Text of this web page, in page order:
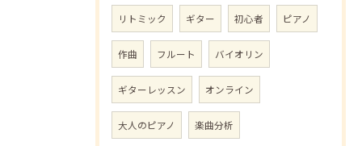
リトミック ギター 初心者 ピアノ
作曲 フルート バイオリン
ギターレッスン オンライン
大人のピアノ 楽曲分析